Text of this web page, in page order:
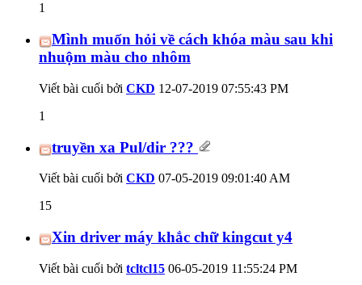
1
Mình muốn hỏi về cách khóa màu sau khi
nhuộm màu cho nhôm
Viết bài cuối bởi CKD 12-07-2019 07:55:43 PM
1
truyền xa Pul/dir ???
Viết bài cuối bởi CKD 07-05-2019 09:01:40 AM
15
Xin driver máy khắc chữ kingcut y4
Viết bài cuối bởi tcltcl15 06-05-2019 11:55:24 PM